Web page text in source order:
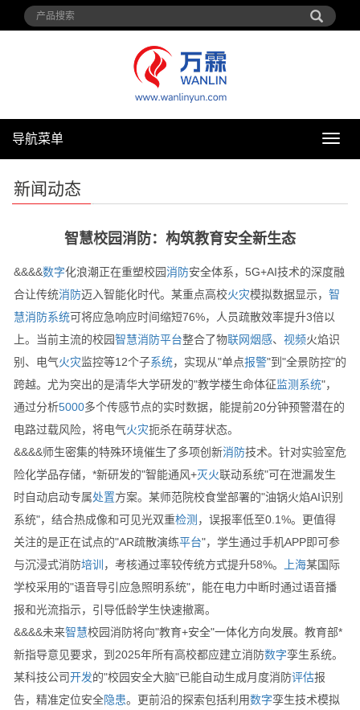
导
导航菜单
新闻动态
智慧校园消防：构筑教育安全新生态
&&&&数字化浪潮正在重塑校园消防安全体系，5G+AI技术的深度融
合让传统消防迈入智能化时代。某重点高校火灾模拟数据显示， 智
慧消防系统可将应急响应时间缩短76%，人员疏散效率提升3倍以
上。当前主流的校园智慧消防平台整合了物联网烟感、 视频火焰识
别、电气火灾监控等12个子系统，实现从"单点报警"到"全景防控"的
跨越。尤为突出的是清华大学研发的"教学楼生命体征监测 系统"，
通过分析5000多个传感节点的实时数据，能提前20分钟预警潜在的
电路过载风险，将电气火灾扼杀在萌芽状态。
&&&&师生密集的特殊环境催生了多项创新消防技术。针对实验室危
险化学品存储，*新研发的"智能通风+灭火联动系统"可在泄漏发生
时自动启动专属处置方案。某师范院校食堂部署的"油锅火焰AI识别
系统"，结合热成像和可见光双重检测 ，误报率低至0.1%。更值得
关注的是正在试点的"AR疏散演练平台"，学生通过手机APP即可参
与沉浸式消防培训 ，考核通过率较传统方式提升58%。 上海某国际
学校采用的"语音导引应急照明系统"，能在电力中断时通过语音播
报和光流指示，引导低龄学生快速撤离。
&&&&未来智慧校园消防将向"教育+安全"一体化方向发展。教育部*
新指导意见要求，到2025年所有高校都应建立消防数字孪生系统。
某科技公司开发的"校园安全大脑"已能自动生成月度消防评估报
告，精准定位安全隐患。更前沿的探索包括利用数字孪生技术模拟